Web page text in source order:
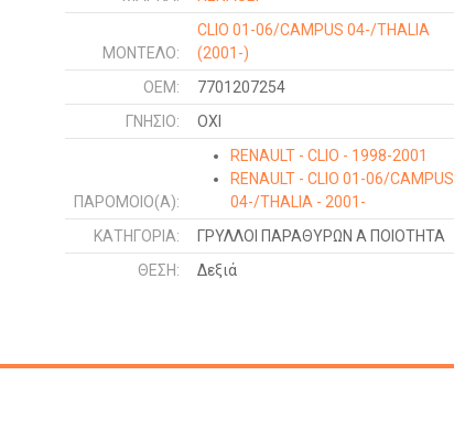
ΜΟΝΤΕΛΟ:
CLIO 01-06/CAMPUS 04-/THALIA
(2001-)
OEM:
7701207254
ΓΝΉΣΙΟ:
ΟΧΙ
ΠΑΡΌΜΟΙΟ(Α):
RENAULT - CLIO - 1998-2001
RENAULT - CLIO 01-06/CAMPUS
04-/THALIA - 2001-
ΚΑΤΗΓΟΡΊΑ:
ΓΡΥΛΛΟΙ ΠΑΡΑΘΥΡΩΝ Α ΠΟΙΟΤΗΤΑ
ΘΈΣΗ:
Δεξιά